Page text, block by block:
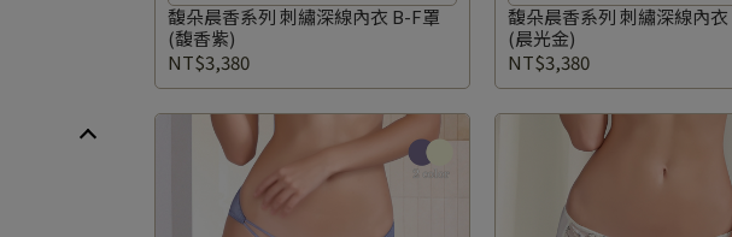
花瓣上，彷彿置身於夢幻仙境中無法自
馥朵晨香系列 刺繡深線內衣 B-F罩
(馥香紫)
NT$3,380
花瓣上，彷彿置身於夢幻仙境
馥朵晨香系列 刺繡深線內
(晨光金)
NT$3,380